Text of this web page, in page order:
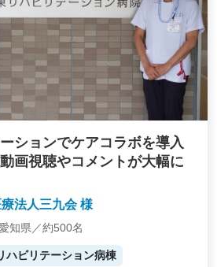
ションでケアコラボを導入
画視聴やコメントが大幅に
療法人三九会 様
知県／約500名
ハビリテーション病棟